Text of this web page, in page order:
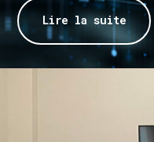
Lire la suite